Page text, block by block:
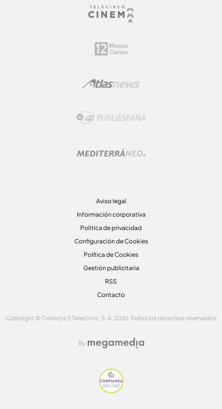
Aviso legal
Información corporativa
Politica de privacidad
Configuración de Cookies
Política de Cookies
Gestión publicitaria
RSS
Contacto
Copyright © Conecta 5 Telecinco, S. A. 2026 Todos los derechos reservados
By